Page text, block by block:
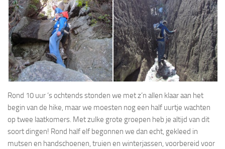
Rond 10 uur ‘s ochtends stonden we met z’n allen klaar aan het
begin van de hike, maar we moesten nog een half uurtje wachten
op twee laatkomers. Met zulke grote groepen heb je altijd van dit
soort dingen! Rond half elf begonnen we dan echt, gekleed in
mutsen en handschoenen, truien en winterjassen, voorbereid voor